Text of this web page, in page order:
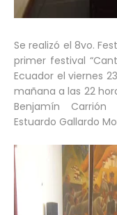
Se realizó el 8vo.
primer festival
Ecuador el viernes
mañana a las 22
Benjamín Carrión
Estuardo Gallardo